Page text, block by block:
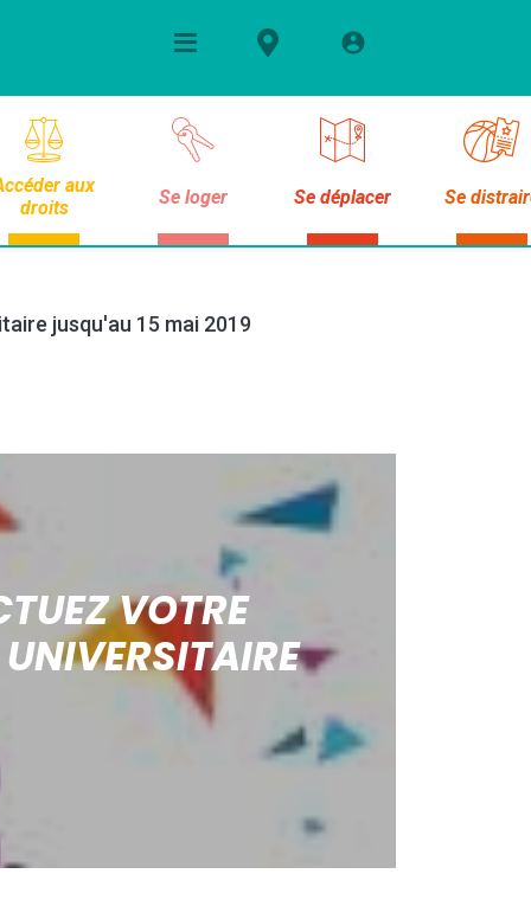
aux
droits
Se loger Se déplacer Se
jusqu'au 15 mai 2019
VOTRE